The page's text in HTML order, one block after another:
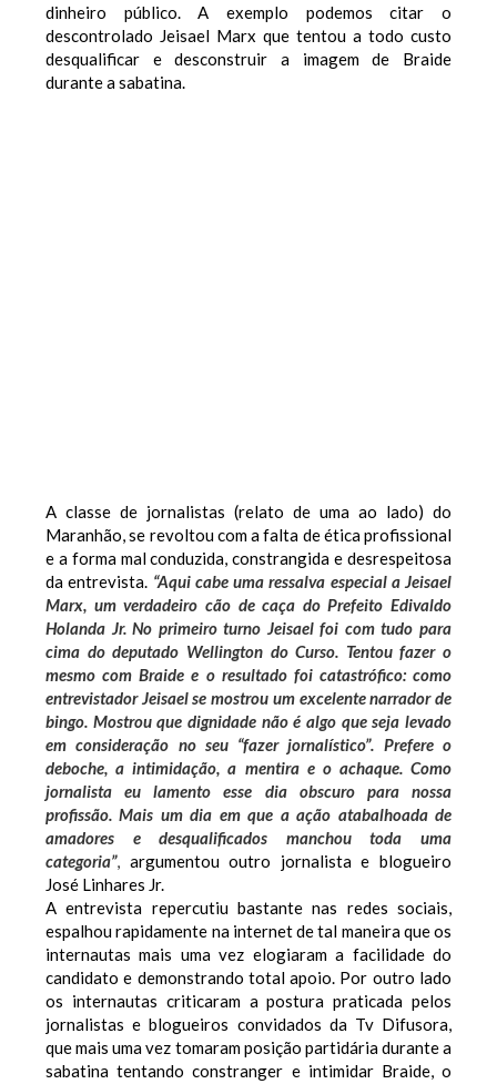
dinheiro público. A exemplo podemos citar o
descontrolado Jeisael Marx que tentou a todo custo
desqualificar e desconstruir a imagem de Braide
durante a sabatina.
A classe de jornalistas (relato de uma ao lado) do
Maranhão, se revoltou com a falta de ética profissional
e a forma mal conduzida, constrangida e desrespeitosa
da entrevista. “Aqui cabe uma ressalva especial a Jeisael
Marx, um verdadeiro cão de caça do Prefeito Edivaldo
Holanda Jr. No primeiro turno Jeisael foi com tudo para
cima do deputado Wellington do Curso. Tentou fazer o
mesmo com Braide e o resultado foi catastrófico: como
entrevistador Jeisael se mostrou um excelente narrador de
bingo. Mostrou que dignidade não é algo que seja levado
em consideração no seu “fazer jornalístico”. Prefere o
deboche, a intimidação, a mentira e o achaque. Como
jornalista eu lamento esse dia obscuro para nossa
profissão. Mais um dia em que a ação atabalhoada de
amadores e desqualificados manchou toda uma
categoria”, argumentou outro jornalista e blogueiro
José Linhares Jr.
A entrevista repercutiu bastante nas redes sociais,
espalhou rapidamente na internet de tal maneira que os
internautas mais uma vez elogiaram a facilidade do
candidato e demonstrando total apoio. Por outro lado
os internautas criticaram a postura praticada pelos
jornalistas e blogueiros convidados da Tv Difusora,
que mais uma vez tomaram posição partidária durante a
sabatina tentando constranger e intimidar Braide, o